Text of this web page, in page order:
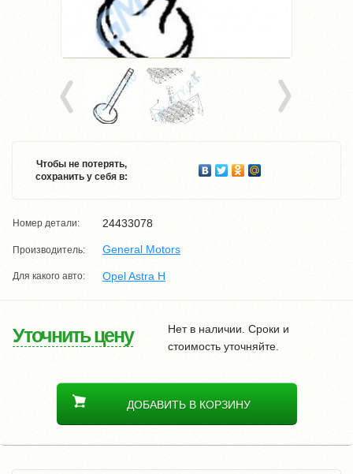
Чтобы не потерять,
сохранить у себя в:
Номер детали: 24433078
Производитель: General Motors
Для какого авто: Opel Astra H
Уточнить цену
Нет в наличии. Сроки и
стоимость уточняйте.
ДОБАВИТЬ В КОРЗИНУ